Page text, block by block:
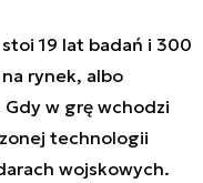
19 lat badań i 300
rynek, albo
w grę wchodzi
technologii
wojskowych.